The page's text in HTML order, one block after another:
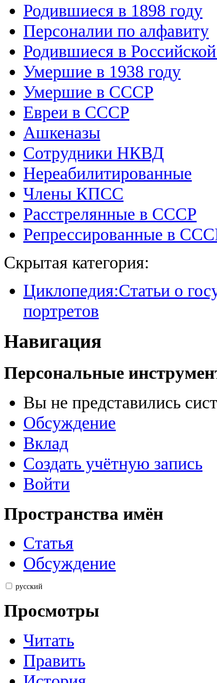
Родившиеся в 1898 году
Персоналии по алфавиту
Родившиеся в
Умершие в 1938 году
Умершие в СССР
Евреи в СССР
Ашкеназы
Сотрудники НКВД
Нереабилитированные
Члены КПСС
Расстрелянные в СССР
Репрессированные в
Скрытая категория:
Циклопедия:Статьи о
портретов
Навигация
Персональные
Вы не представились
Обсуждение
Вклад
Создать учётную запись
Войти
Пространства имён
Статья
Обсуждение
русский
Просмотры
Читать
Править